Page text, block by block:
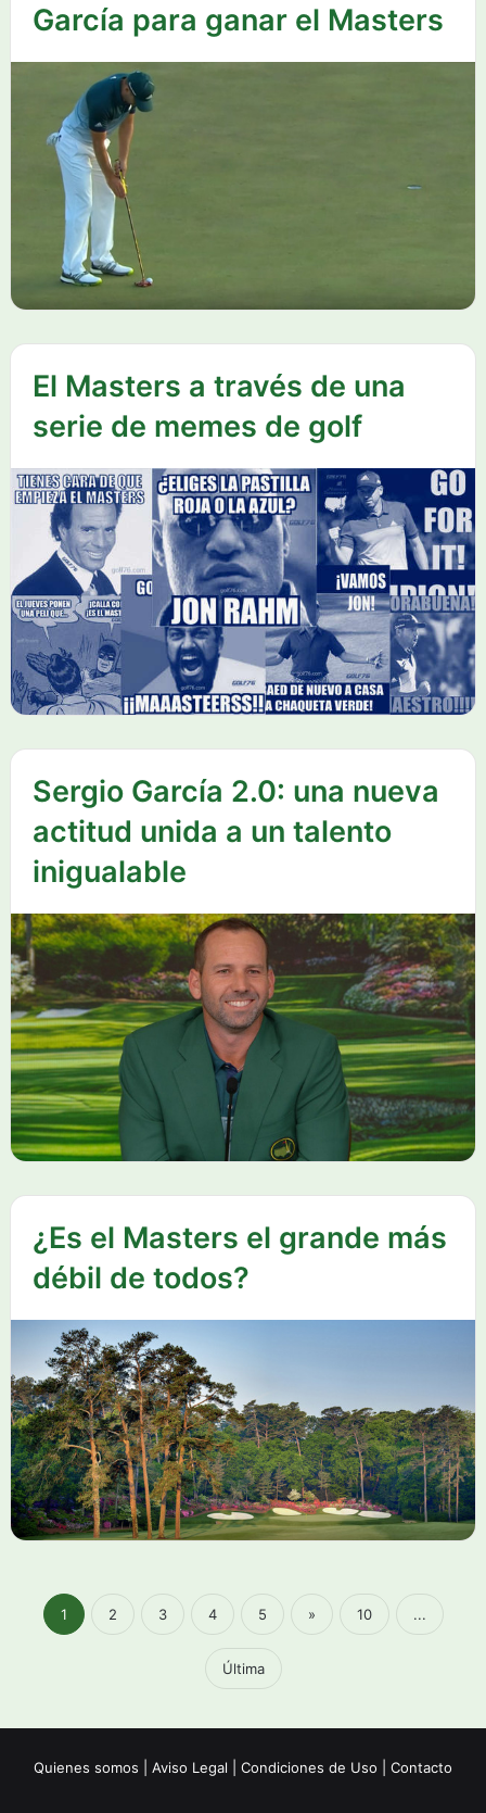
García para ganar el Masters
El Masters a través de una
serie de memes de golf
Sergio García 2.0: una nueva
actitud unida a un talento
inigualable
¿Es el Masters el grande más
débil de todos?
1 2 3 4 5 » 10 ...
Última
Quienes somos Aviso Legal Condiciones de Uso Contacto